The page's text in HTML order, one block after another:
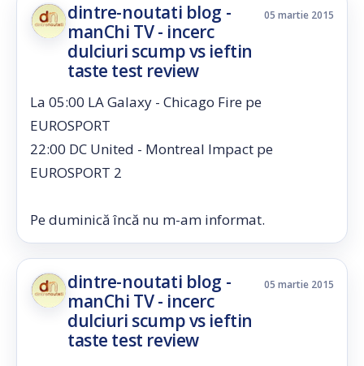
dintre-noutati blog -
manChi TV - incerc
dulciuri scump vs ieftin
taste test review
05 martie 2015
La 05:00 LA Galaxy - Chicago Fire pe
EUROSPORT
22:00 DC United - Montreal Impact pe
EUROSPORT 2
Pe duminică încă nu m-am informat.
dintre-noutati blog -
manChi TV - incerc
dulciuri scump vs ieftin
taste test review
05 martie 2015